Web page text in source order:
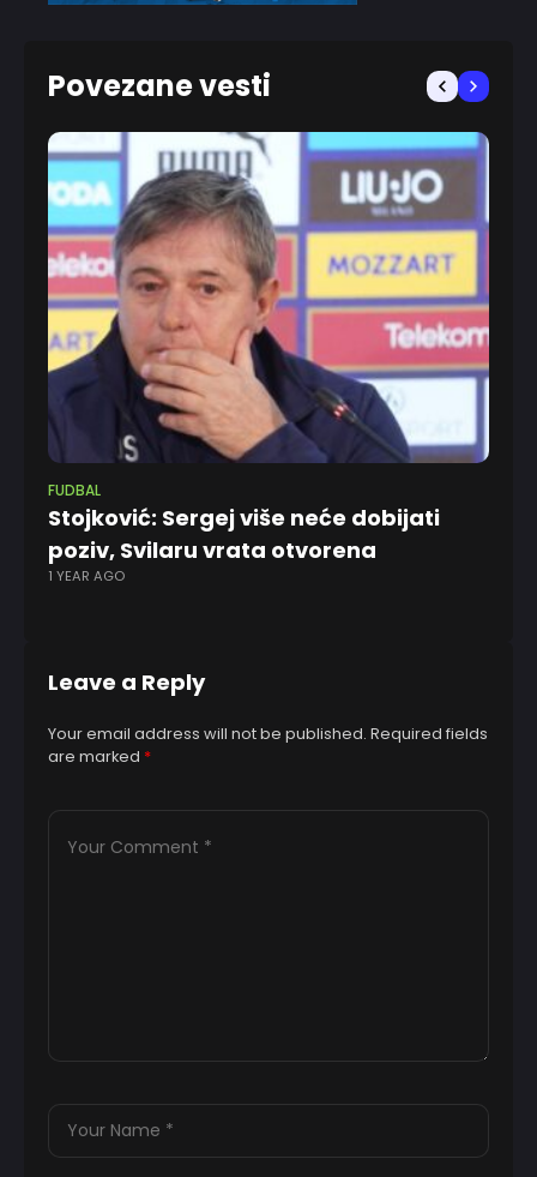
Povezane vesti
FUDBAL
Stojković: Sergej više neće dobijati
poziv, Svilaru vrata otvorena
1 YEAR AGO
Leave a Reply
Your email address will not be published. Required fields
are marked *